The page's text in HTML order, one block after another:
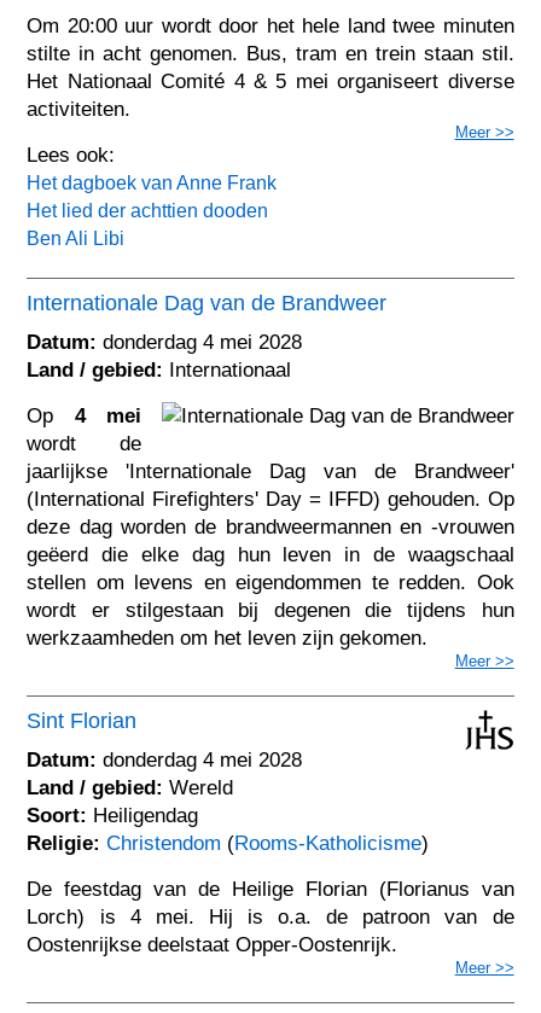
Om 20:00 uur wordt door het hele land twee minuten
stilte in acht genomen. Bus, tram en trein staan stil.
Het Nationaal Comité 4 & 5 mei organiseert diverse
activiteiten.
Meer >>
Lees ook:
Het dagboek van Anne Frank
Het lied der achttien dooden
Ben Ali Libi
Internationale Dag van de Brandweer
Datum: donderdag 4 mei 2028
Land / gebied: Internationaal
Op 4 mei
wordt de
jaarlijkse 'Internationale Dag van de Brandweer'
(International Firefighters' Day = IFFD) gehouden. Op
deze dag worden de brandweermannen en -vrouwen
geëerd die elke dag hun leven in de waagschaal
stellen om levens en eigendommen te redden. Ook
wordt er stilgestaan bij degenen die tijdens hun
werkzaamheden om het leven zijn gekomen.
Meer >>
Sint Florian
Datum: donderdag 4 mei 2028
Land / gebied: Wereld
Soort: Heiligendag
Religie: Christendom (Rooms-Katholicisme)
De feestdag van de Heilige Florian (Florianus van
Lorch) is 4 mei. Hij is o.a. de patroon van de
Oostenrijkse deelstaat Opper-Oostenrijk.
Meer >>